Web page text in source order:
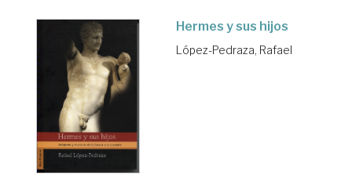
Hermes y sus hijos
López-Pedraza, Rafael